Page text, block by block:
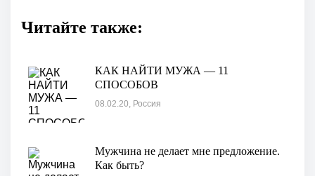
Читайте также:
КАК НАЙТИ МУЖА — 11
СПОСОБОВ
08.02.20, Россия
Мужчина не делает мне предложение.
Как быть?